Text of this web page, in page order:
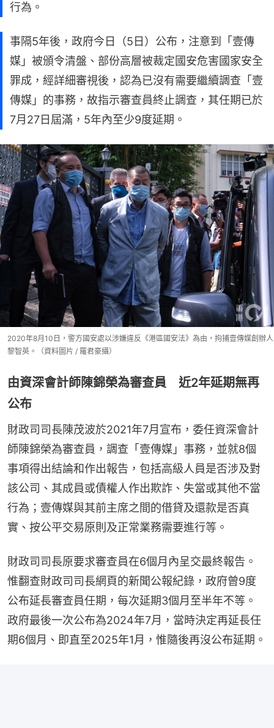
行為。
事隔5年後，政府今日（5日）公布，注意到「壹傳
媒」被頒令清盤、部份高層被裁定國安危害國家安全
罪成，經詳細審視後，認為已沒有需要繼續調查「壹
傳媒」的事務，故指示審查員終止調查，其任期已於
7月27日屆滿，5年內至少9度延期。
2020年8月10日，警方國安處以涉嫌違反《港區國安法》為由，拘捕壹傳媒創辦人
黎智英。（資料圖片 / 羅君豪攝）
由資深會計師陳錦榮為審查員 近2年延期無再
公布
財政司司長陳茂波於2021年7月宣布，委任資深會計
師陳錦榮為審查員，調查「壹傳媒」事務，並就8個
事項得出結論和作出報告，包括高級人員是否涉及對
該公司、其成員或債權人作出欺詐、失當或其他不當
行為；壹傳媒與其前主席之間的借貸及還款是否真
實、按公平交易原則及正常業務需要進行等。
財政司司長原要求審查員在6個月內呈交最終報告。
惟翻查財政司司長網頁的新聞公報紀錄，政府曾9度
公布延長審查員任期，每次延期3個月至半年不等。
政府最後一次公布為2024年7月，當時決定再延長任
期6個月、即直至2025年1月，惟隨後再沒公布延期。